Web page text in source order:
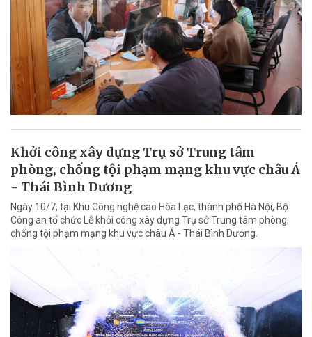
Khởi công xây dựng Trụ sở Trung tâm
phòng, chống tội phạm mạng khu vực châu Á
- Thái Bình Dương
Ngày 10/7, tại Khu Công nghệ cao Hòa Lạc, thành phố Hà Nội, Bộ
Công an tổ chức Lễ khởi công xây dựng Trụ sở Trung tâm phòng,
chống tội phạm mạng khu vực châu Á - Thái Bình Dương.